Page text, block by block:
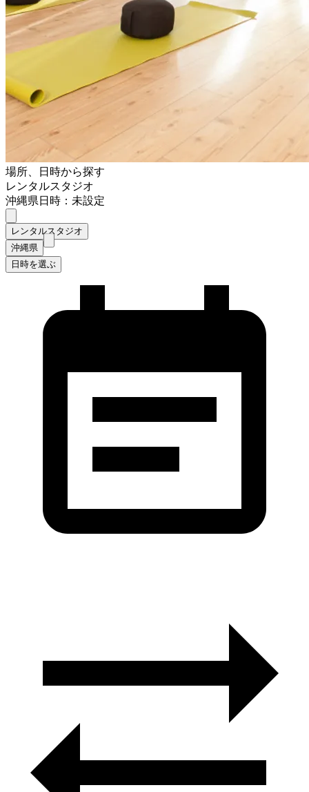
場所、日時から探す
レンタルスタジオ
沖縄県日時：未設定
レンタルスタジオ
沖縄県
日時を選ぶ